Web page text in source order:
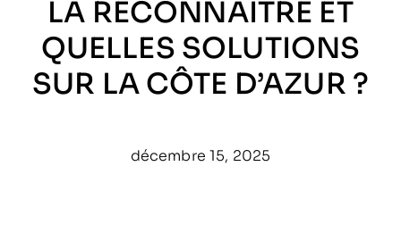
LA RECONNAÎTRE ET
QUELLES SOLUTIONS
SUR LA CÔTE D’AZUR ?
décembre 15, 2025